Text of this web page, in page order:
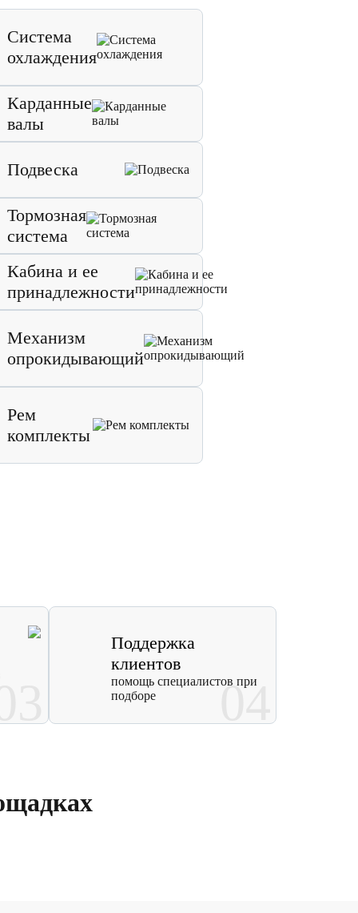
Система
охлаждения
Карданные
валы
Подвеска
Тормозная
система
Кабина и ее
принадлежности
Механизм
опрокидывающий
Рем
комплекты
Поддержка
клиентов
помощь специалистов при
подборе
04